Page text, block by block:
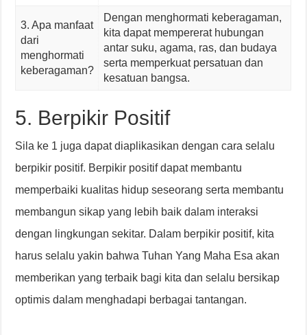
3. Apa manfaat
dari
menghormati
keberagaman?
Dengan menghormati keberagaman,
kita dapat mempererat hubungan
antar suku, agama, ras, dan budaya
serta memperkuat persatuan dan
kesatuan bangsa.
5. Berpikir Positif
Sila ke 1 juga dapat diaplikasikan dengan cara selalu
berpikir positif. Berpikir positif dapat membantu
memperbaiki kualitas hidup seseorang serta membantu
membangun sikap yang lebih baik dalam interaksi
dengan lingkungan sekitar. Dalam berpikir positif, kita
harus selalu yakin bahwa Tuhan Yang Maha Esa akan
memberikan yang terbaik bagi kita dan selalu bersikap
optimis dalam menghadapi berbagai tantangan.